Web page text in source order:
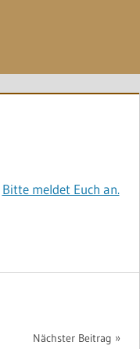
Bitte meldet Euch an.
Nächster Beitrag